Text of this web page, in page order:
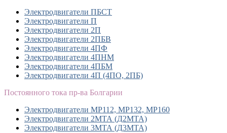
Электродвигатели ПБСТ
Электродвигатели П
Электродвигатели 2П
Электродвигатели 2ПБВ
Электродвигатели 4ПФ
Электродвигатели 4ПНМ
Электродвигатели 4ПБМ
Электродвигатели 4П (4ПО, 2ПБ)
Постоянного тока пр-ва Болгарии
Электродвигатели MP112, МР132, MP160
Электродвигатели 2МТА (Д2МТА)
Электродвигатели 3МТА (Д3МТА)